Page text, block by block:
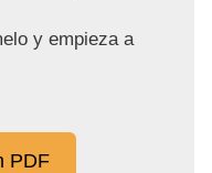
y empieza a
PDF